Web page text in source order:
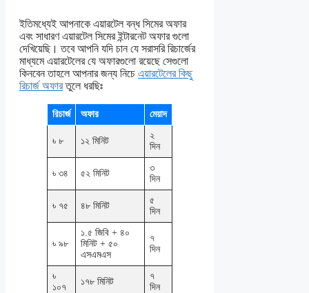
ইতিমধ্যেই আপনাকে এয়ারটেল বন্ধ সিমের অফার
এবং সাধারণ এয়ারটেল সিমের ইন্টারনেট অফার গুলো
দেখিয়েছি। তবে আপনি যদি চান যে সরাসরি রিচার্জের
মাধ্যমে এয়ারটেলের যে অফারগুলো রয়েছে সেগুলো
কিনবেন তাহলে আপনার জন্য নিচে এয়ারটেলের কিছু
রিচার্জ অফারতুলে ধরছিঃ
রিচার্জ অফার মেয়াদ
৳ ৮ ১২ মিনিট
২
দিন
৳ ৩৪ ৫২ মিনিট
৩
দিন
৳ ৭৫ ৪৮ মিনিট
৫
দিন
৳ ৯৮
১.৫ জিবি + ৪০
মিনিট + ৫০
এসএমএস
৭
দিন
৳
১০৭
১৭৮ মিনিট
৭
দিন